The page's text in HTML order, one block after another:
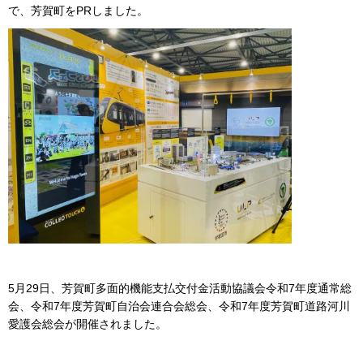
で、芳賀町をPRしました。
5月29日、芳賀町多面的機能支払交付金活動協議会令和7年度通常総
会、令和7年度芳賀町自治会連合会総会、令和7年度芳賀町道路河川
愛護会総会が開催されました。